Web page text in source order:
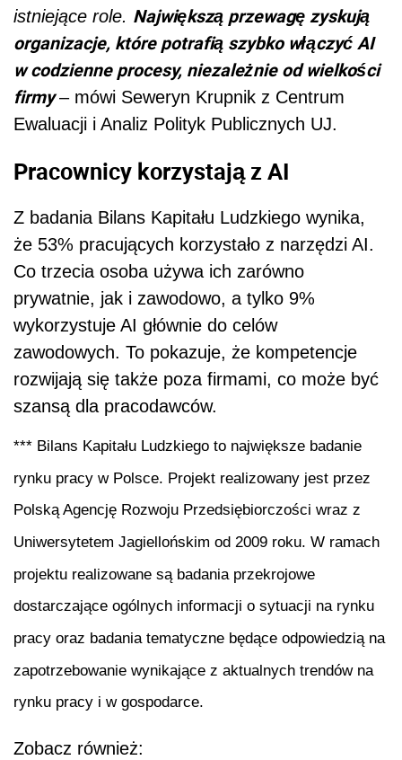
istniejące role. Największą przewagę zyskują
organizacje, które potrafią szybko włączyć AI
w codzienne procesy, niezależnie od wielkości
firmy– mówi Seweryn Krupnik z Centrum
Ewaluacji i Analiz Polityk Publicznych UJ.
Pracownicy korzystają z AI
Z badania Bilans Kapitału Ludzkiego wynika,
że 53% pracujących korzystało z narzędzi AI.
Co trzecia osoba używa ich zarówno
prywatnie, jak i zawodowo, a tylko 9%
wykorzystuje AI głównie do celów
zawodowych. To pokazuje, że kompetencje
rozwijają się także poza firmami, co może być
szansą dla pracodawców.
*** Bilans Kapitału Ludzkiego to największe badanie
rynku pracy w Polsce. Projekt realizowany jest przez
Polską Agencję Rozwoju Przedsiębiorczości wraz z
Uniwersytetem Jagiellońskim od 2009 roku. W ramach
projektu realizowane są badania przekrojowe
dostarczające ogólnych informacji o sytuacji na rynku
pracy oraz badania tematyczne będące odpowiedzią na
zapotrzebowanie wynikające z aktualnych trendów na
rynku pracy i w gospodarce.
Zobacz również: